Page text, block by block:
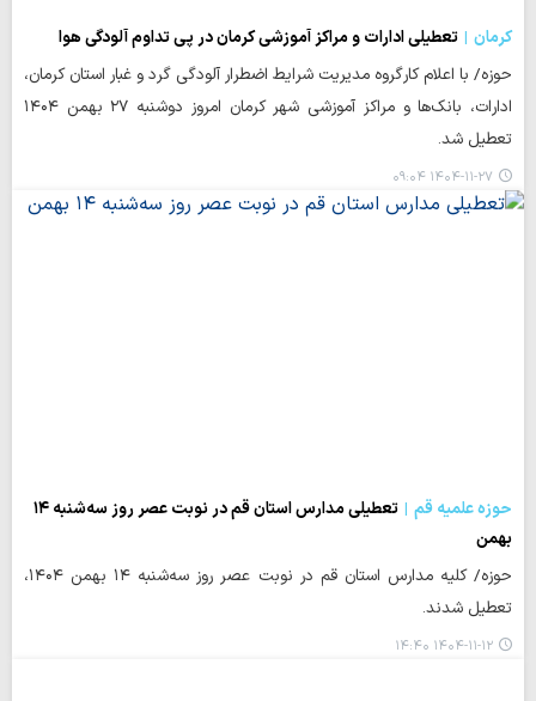
کرمان
تعطیلی ادارات و مراکز آموزشی کرمان در پی تداوم آلودگی هوا
حوزه/ با اعلام کارگروه مدیریت شرایط اضطرار آلودگی گرد و غبار استان کرمان،
ادارات، بانک‌ها و مراکز آموزشی شهر کرمان امروز دوشنبه ۲۷ بهمن ۱۴۰۴
تعطیل شد.
۱۴۰۴-۱۱-۲۷ ۰۹:۰۴
حوزه علمیه قم
تعطیلی مدارس استان قم در نوبت عصر روز سه‌شنبه ۱۴
بهمن
حوزه/ کلیه مدارس استان قم در نوبت عصر روز سه‌شنبه ۱۴ بهمن ۱۴۰۴،
تعطیل شدند.
۱۴۰۴-۱۱-۱۲ ۱۴:۴۰